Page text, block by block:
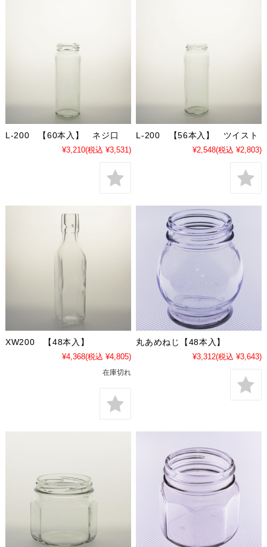
L-200 【60本入】 ネジ口
¥3,210(税込 ¥3,531)
L-200 【56本入】 ツイスト
¥2,548(税込 ¥2,803)
XW200 【48本入】
¥4,368(税込 ¥4,805)
在庫切れ
丸あめねじ【48本入】
¥3,312(税込 ¥3,643)